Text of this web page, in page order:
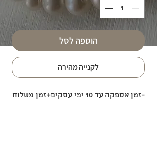
הוספה לסל
לקנייה מהירה
-זמן אספקה עד 10 ימי עסקים+זמן משלוח